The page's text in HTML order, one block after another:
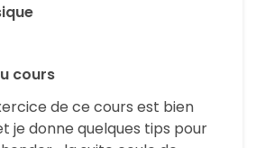
cours
de ce cours est bien
je donne quelques tips pour